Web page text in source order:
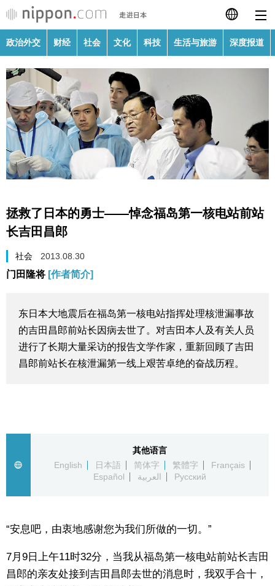
日本語
繁體字
Français
Español
政治外交
财经
文化
科技
深度报道
视觉日本
话题
日本信息库
人物访谈
东京
政治外交 财经 社会 文化 科技 生活与旅游 深度报道
拯救了日本的勇士——悼念福岛第一核电站前站
长吉田昌郎
社会 2013.08.30
门田隆将 [作者简介]
东日本大地震后在福岛第一核电站指挥处理核泄漏事故
的吉田昌郎前站长因病去世了。对吉田本人及有关人员
进行了长期大量采访的报告文学作家，重新回顾了吉田
昌郎前站长在核泄漏第一线上艰苦卓绝的奋战历程。
其他语言
English
日本語 简体字 繁體字
Français
Español
العربية Русский
“安息吧，由衷地感谢您为我们所做的一切。”
7月9日上午11时32分，当我从福岛第一核电站前站长吉田
昌郎的亲友处接到吉田昌郎去世的消息时，我双手合十，